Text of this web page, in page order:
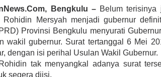
Bengkulu –Belum terisinya
Rohidin Mersyah menjadi gubernur
Provinsi Bengkulu menyurati
wakil gubernur. Surat tertanggal 6 Mei
dengan isi perihal Usulan Wakil Gubernur.
tak menyangkal adanya surat
segera diisi.